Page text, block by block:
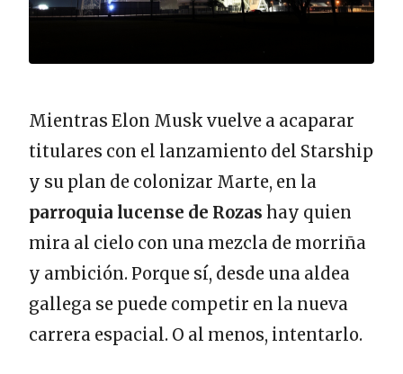
Mientras Elon Musk vuelve a acaparar
titulares con el lanzamiento del Starship
y su plan de colonizar Marte, en la
parroquia lucense de Rozas hay quien
mira al cielo con una mezcla de morriña
y ambición. Porque sí, desde una aldea
gallega se puede competir en la nueva
carrera espacial. O al menos, intentarlo.